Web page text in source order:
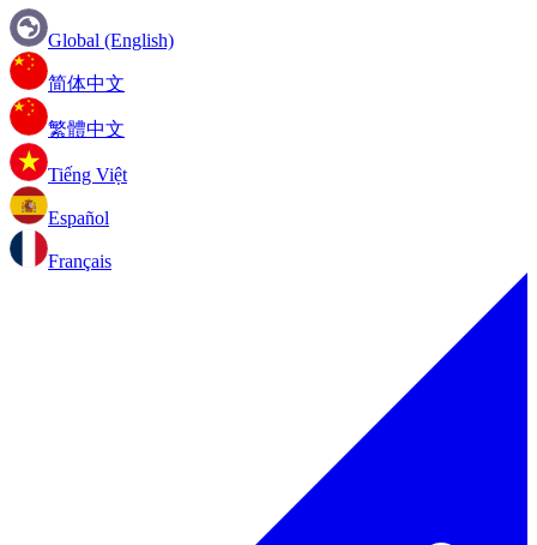
Global (English)
简体中文
繁體中文
Tiếng Việt
Español
Français